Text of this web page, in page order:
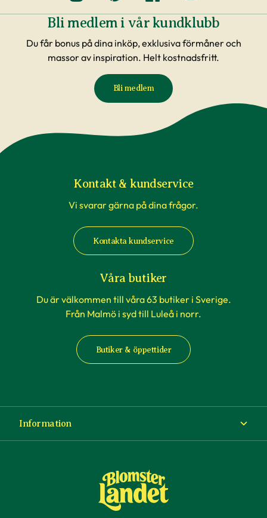
Bli medlem i vår kundklubb
Du får bonus på dina inköp, exklusiva förmåner och
massor av inspiration. Helt kostnadsfritt.
Bli medlem
Kontakt & kundservice
Vi svarar gärna på dina frågor.
Kontakta kundservice
Våra butiker
Du är välkommen till våra 63 butiker i Sverige.
Från Malmö i syd till Luleå i norr.
Butiker & öppettider
Information
Köp- och leveransvillkor